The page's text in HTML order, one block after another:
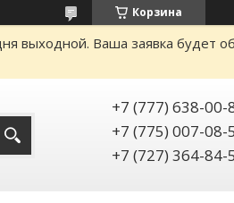
Корзина
выходной. Ваша заявка будет
+7 (777) 638-00-
+7 (775) 007-08-
+7 (727) 364-84-